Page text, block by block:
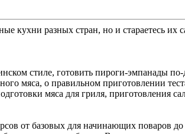
кухни разных стран, но и стараетесь их
стиле, готовить пироги-эмпанады
мяса, о правильном приготовлении
мяса для гриля, приготовления
от базовых для начинающих поваров